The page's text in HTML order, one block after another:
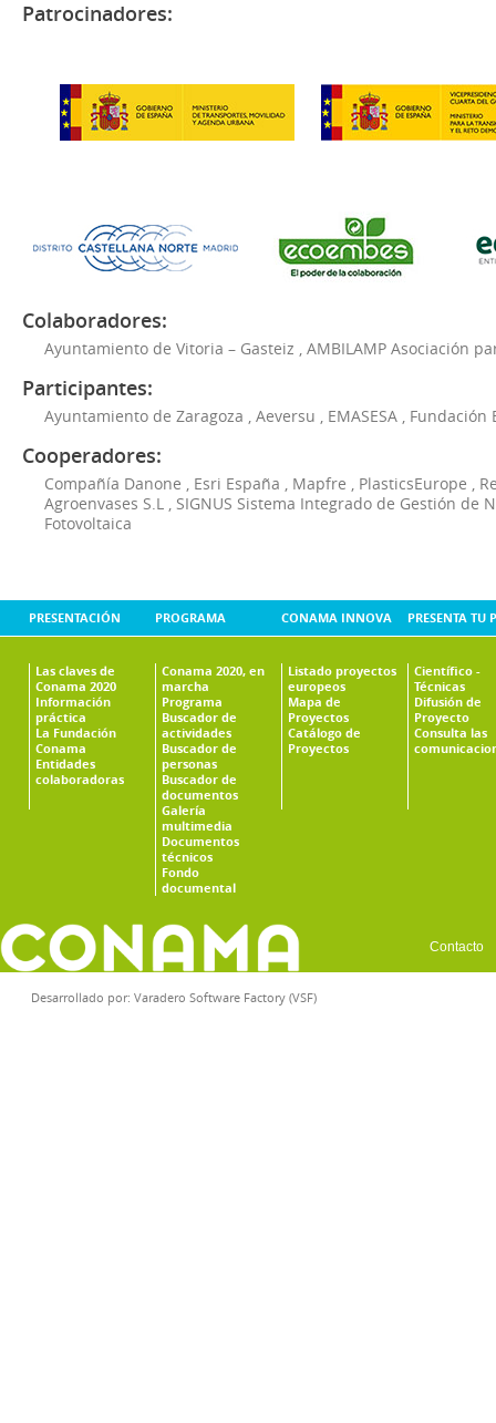
Patrocinadores:
Colaboradores:
Ayuntamiento de Vitoria – Gasteiz AMBILAMP Asociación
Participantes:
Ayuntamiento de Zaragoza Aeversu EMASESA Fundación
Cooperadores:
Compañía Danone Esri España Mapfre PlasticsEurope
Agroenvases S.L
SIGNUS Sistema Integrado de Gestión de
Fotovoltaica
PRESENTACIÓN
Las claves de
Conama 2020
Información
práctica
La Fundación
Conama
Entidades
colaboradoras
PROGRAMA
Conama 2020, en
marcha
Programa
Buscador de
actividades
Buscador de
personas
Buscador de
documentos
Galería
multimedia
Documentos
técnicos
Fondo
documental
CONAMA INNOVA
Listado proyectos
europeos
Mapa de
Proyectos
Catálogo de
Proyectos
PRESENTA TU
Científico -
Técnicas
Difusión de
Proyecto
Consulta las
Contacto
Desarrollado por: Varadero Software Factory (VSF)